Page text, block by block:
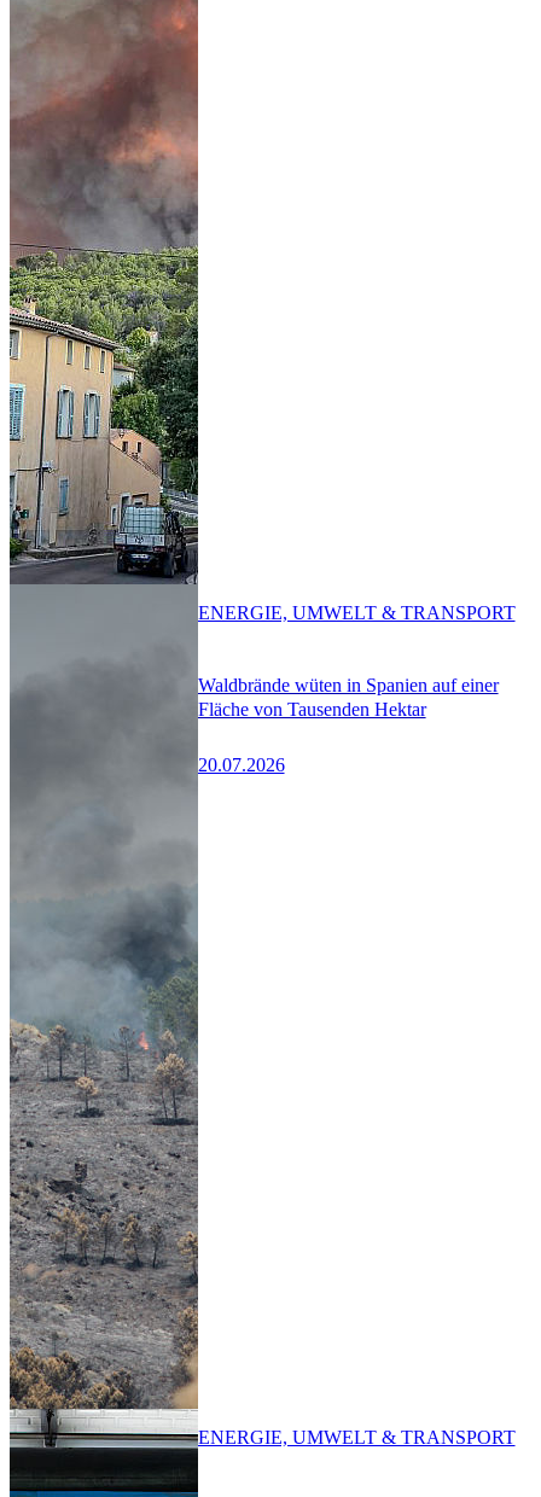
Waldbrände wüten in Spanien auf einer
Fläche von Tausenden Hektar
20.07.2026
ENERGIE, UMWELT & TRANSPORT
ENERGIE, UMWELT & TRANSPORT